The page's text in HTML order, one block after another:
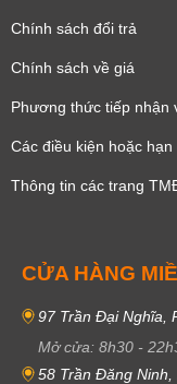
Chính sách đổi trả
Chính sách về giá
Phương thức tiếp nhận
Các điều kiện hoặc
Thông tin các trang
CỬA HÀNG
97 Trần Đại Nghĩa,
Mở cửa: 8h30 -
58 Trần Đăng Ninh,